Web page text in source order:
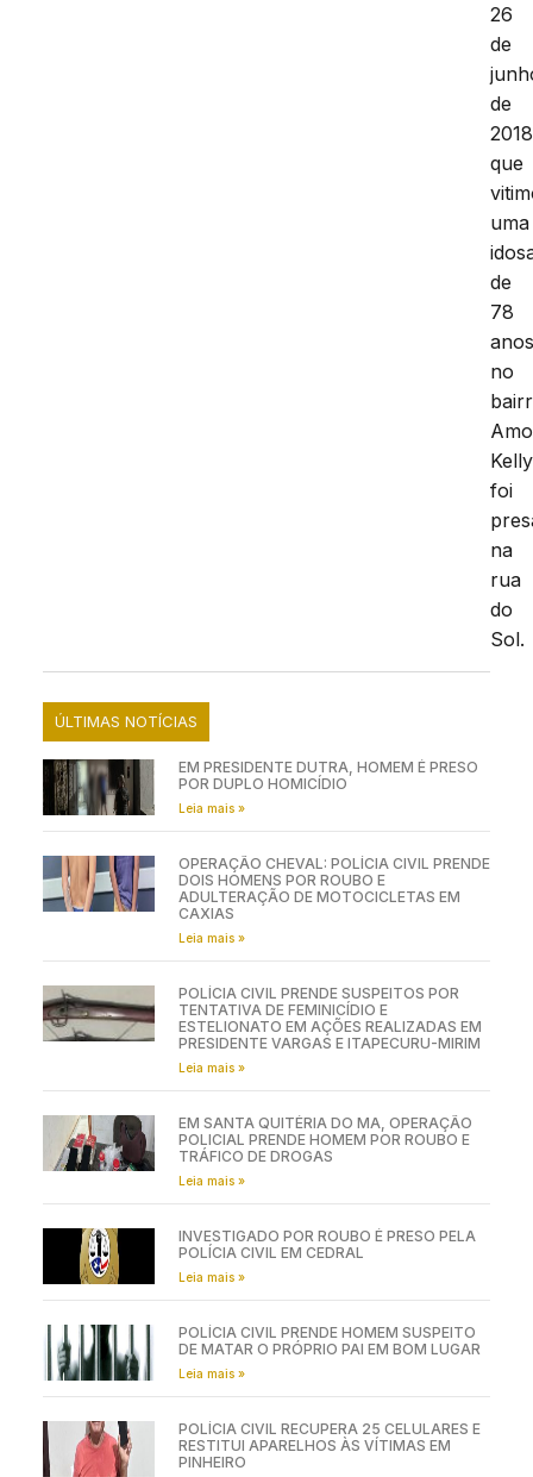
26
de
de
2018
que
uma
de
78
no
Kelly
foi
na
rua
do
Sol.
ÚLTIMAS NOTÍCIAS
EM PRESIDENTE DUTRA, HOMEM É PRESO
POR DUPLO HOMICÍDIO
Leia mais »
OPERAÇÃO CHEVAL: POLÍCIA CIVIL PRENDE
DOIS HOMENS POR ROUBO E
ADULTERAÇÃO DE MOTOCICLETAS EM
CAXIAS
Leia mais »
POLÍCIA CIVIL PRENDE SUSPEITOS POR
TENTATIVA DE FEMINICÍDIO E
ESTELIONATO EM AÇÕES REALIZADAS EM
PRESIDENTE VARGAS E ITAPECURU-MIRIM
Leia mais »
EM SANTA QUITÉRIA DO MA, OPERAÇÃO
POLICIAL PRENDE HOMEM POR ROUBO E
TRÁFICO DE DROGAS
Leia mais »
INVESTIGADO POR ROUBO É PRESO PELA
POLÍCIA CIVIL EM CEDRAL
Leia mais »
POLÍCIA CIVIL PRENDE HOMEM SUSPEITO
DE MATAR O PRÓPRIO PAI EM BOM LUGAR
Leia mais »
POLÍCIA CIVIL RECUPERA 25 CELULARES E
RESTITUI APARELHOS ÀS VÍTIMAS EM
PINHEIRO